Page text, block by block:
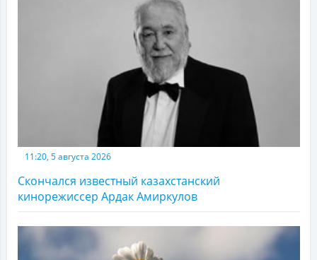
11:20, 5 августа 2026
Скончался известный казахстанский
кинорежиссер Ардак Амиркулов